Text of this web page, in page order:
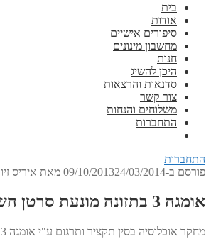
בית
אודות
סיפורים אישיים
מחשבון מינונים
חנות
היכן להשיג
סדנאות והרצאות
צור קשר
משלוחים והנחות
התחברות
התחברות
פורסם ב-
09/10/201324/03/2014 מאת איריס זיו
אומגה 3 בתזונה מונעת סרטן השד אצל נשים
מחקר אוכלוסיה בסין תקציר ותרגום ע"י אומגה 3 גליל.